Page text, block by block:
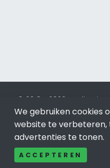
© 2019 - 2026 Realisatie
Internet. Betaal alleen
optimalisatie No Cure No
We gebruiken cookies
website te
advertenties te tonen.
ACCEPTEREN